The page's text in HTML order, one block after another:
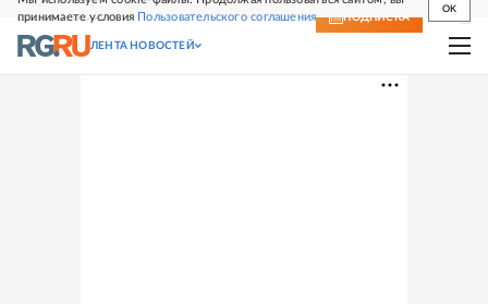
принимаете условия Пользовательского соглашения
OK
СВЕЖИЙ НОМЕР ПОДПИСКА
ЛЕНТА НОВОСТЕЙ